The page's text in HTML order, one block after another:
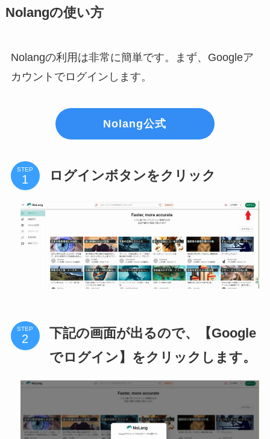
Nolangの使い方
Nolangの利用は非常に簡単です。まず、Googleア
カウントでログインします。
Nolang公式
STEP ログインボタンをクリック
STEP
下記の画面が出るので、【Google
でログイン】をクリックします。